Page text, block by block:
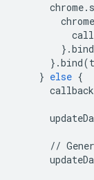
chrome.
chrome
} .bind
} .bind(
} else {
callback
//